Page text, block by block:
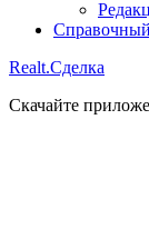
Realt.Сделка
Скачайте